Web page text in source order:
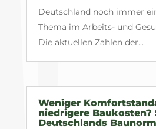
Deutschland noch immer
Thema im Arbeits- und
Die aktuellen Zahlen der...
Weniger
niedrigere Baukosten?
Deutschlands